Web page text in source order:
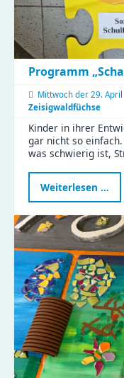
Programm
Mittwoch der 29. April
Zeisigwaldfüchse
Kinder in ihrer
gar nicht so
was schwierig ist,
Weiterlesen …
–
in